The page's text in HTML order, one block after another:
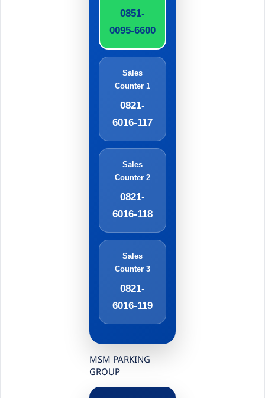
0851-
0095-6600
Sales
Counter 1
0821-
6016-117
Sales
Counter 2
0821-
6016-118
Sales
Counter 3
0821-
6016-119
MSM PARKING
GROUP